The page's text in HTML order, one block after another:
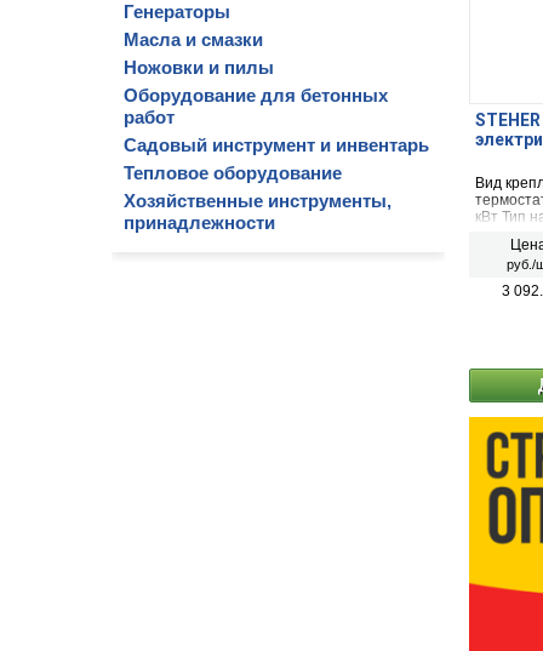
Генераторы
Масла и смазки
Ножовки и пилы
Оборудование для бетонных
работ
Садовый инструмент и инвентарь
Тепловое оборудование
Хозяйственные инструменты,
принадлежности
Вид
кВт Тип
руб./
3